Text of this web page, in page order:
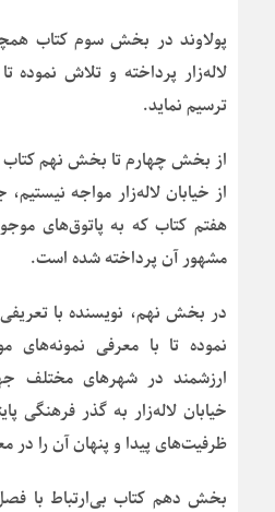
پولاوند در بخش سوم کتاب
لاله‌زار پرداخته و تلاش نموده
ترسیم نماید.
از بخش چهارم تا بخش نهم کتاب
از خیابان لاله‌زار مواجه
هفتم کتاب که به پاتوق‌های
مشهور آن پرداخته شده است.
در بخش نهم، نویسنده با
نموده تا با معرفی نمونه‌های
ارزشمند در شهرهای مختلف
خیابان لاله‌زار به گذر فرهنگی
ظرفیت‌های پیدا و پنهان آن را
بخش دهم کتاب بی‌ارتباط با